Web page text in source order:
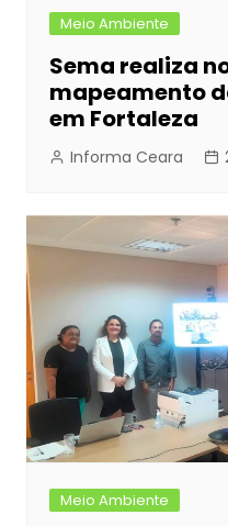
Meio Ambiente
Sema realiza
mapeamento
em Fortaleza
Informa Ceara
Meio Ambiente